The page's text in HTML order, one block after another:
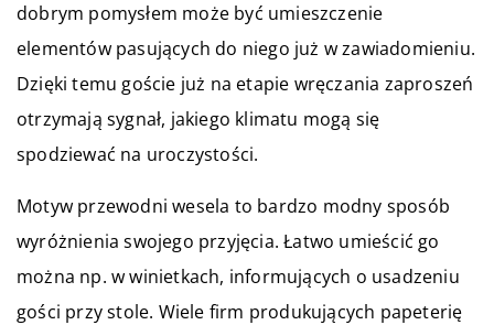
dobrym pomysłem może być umieszczenie
elementów pasujących do niego już w zawiadomieniu.
Dzięki temu goście już na etapie wręczania zaproszeń
otrzymają sygnał, jakiego klimatu mogą się
spodziewać na uroczystości.
Motyw przewodni wesela to bardzo modny sposób
wyróżnienia swojego przyjęcia. Łatwo umieścić go
można np. w winietkach, informujących o usadzeniu
gości przy stole. Wiele firm produkujących papeterię